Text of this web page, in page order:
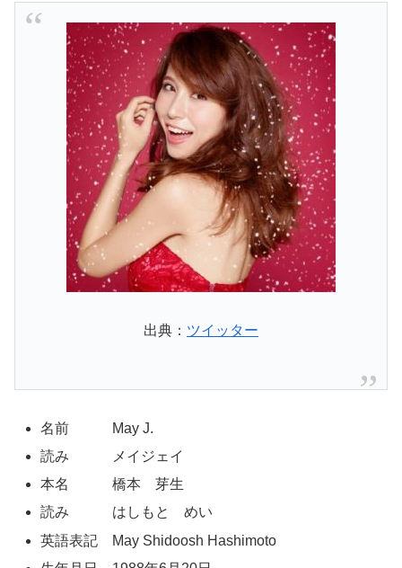
出典： ツイッター
名前 May J.
読み メイジェイ
本名 橋本 芽生
読み はしもと めい
英語表記 May Shidoosh Hashimoto